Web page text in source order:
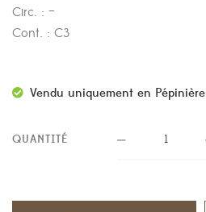
Circ. : –
Cont. : C3
Vendu uniquement en Pépinière
QUANTITÉ